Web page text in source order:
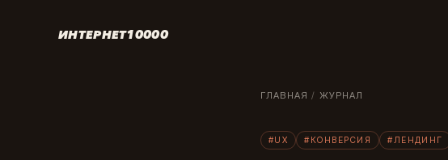
ИНТЕРНЕТ10000
ГЛАВНАЯ / ЖУРНАЛ
#UX #КОНВЕРСИЯ #ЛЕНДИНГ